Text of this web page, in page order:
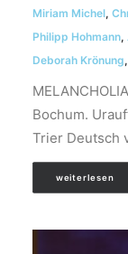
Miriam Michel,
Philipp Hohmann,
Deborah Krönung,
Bochum.
Trier Deutsch
weiterlesen